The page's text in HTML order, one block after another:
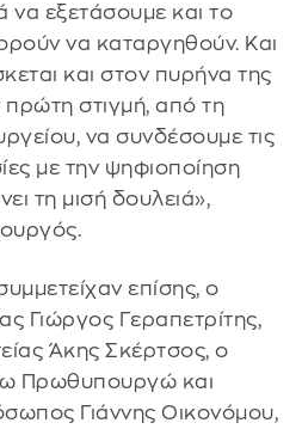
να εξετάσουμε και το
να καταργηθούν. Και
και στον πυρήνα της
πρώτη στιγμή, από τη
να συνδέσουμε τις
με την ψηφιοποίηση
τη μισή δουλειά»,
επίσης, ο
Γιώργος Γεραπετρίτης,
Άκης Σκέρτσος, ο
Πρωθυπουργώ και
Γιάννης Οικονόμου,